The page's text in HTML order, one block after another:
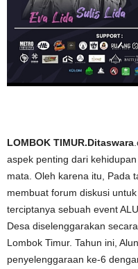
LOMBOK TIMUR.Ditaswara
aspek penting dari
mata. Oleh karena itu, Pada
membuat forum diskusi
terciptanya sebuah event
Desa diselenggarakan
Lombok Timur. Tahun ini,
penyelenggaraan ke-6